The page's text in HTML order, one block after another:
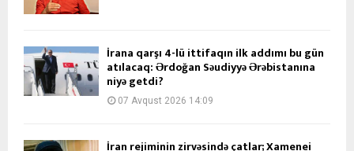
İrana qarşı 4-lü ittifaqın ilk addımı bu gün
atılacaq: Ərdoğan Səudiyyə Ərəbistanına
niyə getdi?
07 Avqust 2026 14:09
İran rejiminin zirvəsində çatlar; Xamenei